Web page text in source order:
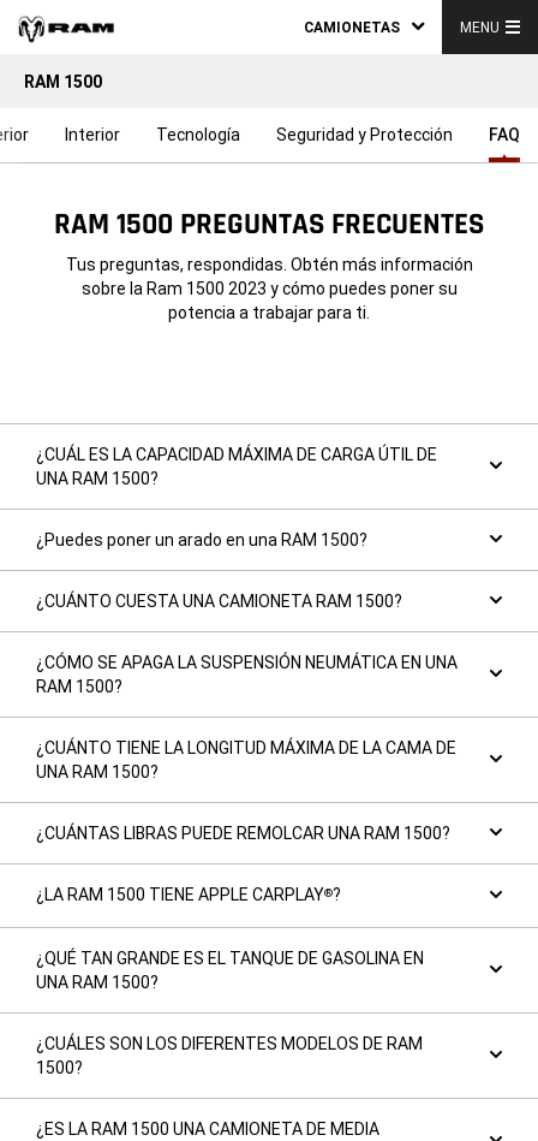
CAMIONETAS MENU
RAM 1500
Interior Tecnología Seguridad y Protección FAQ
RAM 1500 PREGUNTAS FRECUENTES
Tus preguntas, respondidas. Obtén más información
sobre la Ram 1500 2023 y cómo puedes poner su
potencia a trabajar para ti.
¿CUÁL ES LA CAPACIDAD MÁXIMA DE CARGA ÚTIL DE
UNA RAM 1500?
¿Puedes poner un arado en una RAM 1500?
¿CUÁNTO CUESTA UNA CAMIONETA RAM 1500?
¿CÓMO SE APAGA LA SUSPENSIÓN NEUMÁTICA EN UNA
RAM 1500?
¿CUÁNTO TIENE LA LONGITUD MÁXIMA DE LA CAMA DE
UNA RAM 1500?
¿CUÁNTAS LIBRAS PUEDE REMOLCAR UNA RAM 1500?
¿LA RAM 1500 TIENE APPLE CARPLAY®?
¿QUÉ TAN GRANDE ES EL TANQUE DE GASOLINA EN
UNA RAM 1500?
¿CUÁLES SON LOS DIFERENTES MODELOS DE RAM
1500?
¿ES LA RAM 1500 UNA CAMIONETA DE MEDIA